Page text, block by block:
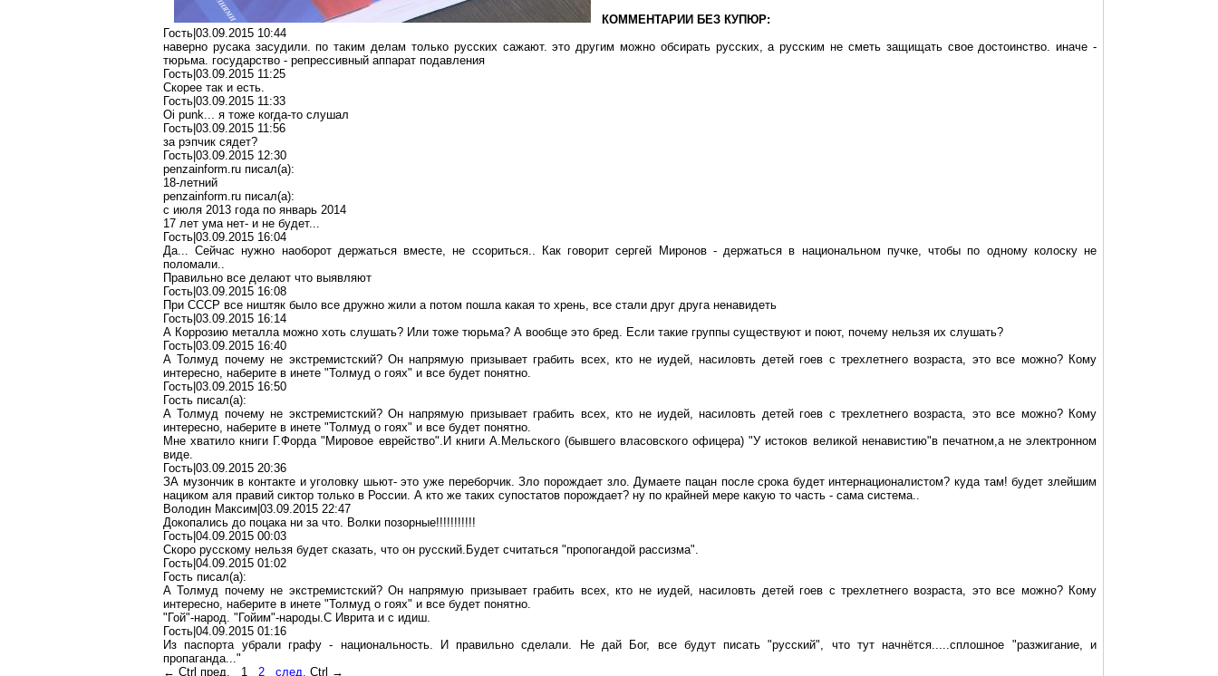
КОММЕНТАРИИ БЕЗ КУПЮР:
Гость|03.09.2015 10:44
наверно русака засудили. по таким делам только русских сажают. это другим можно обсирать русских, а русским не сметь защищать свое достоинство. иначе -
тюрьма. государство - репрессивный аппарат подавления
Гость|03.09.2015 11:25
Скорее так и есть.
Гость|03.09.2015 11:33
Oi punk... я тоже когда-то слушал
Гость|03.09.2015 11:56
за рэпчик сядет?
Гость|03.09.2015 12:30
penzainform.ru писал(a):
18-летний
penzainform.ru писал(a):
с июля 2013 года по январь 2014
17 лет ума нет- и не будет...
Гость|03.09.2015 16:04
Да... Сейчас нужно наоборот держаться вместе, не ссориться.. Как говорит сергей Миронов - держаться в национальном пучке, чтобы по одному колоску не
поломали..
Правильно все делают что выявляют
Гость|03.09.2015 16:08
При СССР все ништяк было все дружно жили а потом пошла какая то хрень, все стали друг друга ненавидеть
Гость|03.09.2015 16:14
А Коррозию металла можно хоть слушать? Или тоже тюрьма? А вообще это бред. Если такие группы существуют и поют, почему нельзя их слушать?
Гость|03.09.2015 16:40
А Толмуд почему не экстремистский? Он напрямую призывает грабить всех, кто не иудей, насиловть детей гоев с трехлетнего возраста, это все можно? Кому
интересно, наберите в инете "Толмуд о гоях" и все будет понятно.
Гость|03.09.2015 16:50
Гость писал(a):
А Толмуд почему не экстремистский? Он напрямую призывает грабить всех, кто не иудей, насиловть детей гоев с трехлетнего возраста, это все можно? Кому
интересно, наберите в инете "Толмуд о гоях" и все будет понятно.
Мне хватило книги Г.Форда "Мировое еврейство".И книги А.Мельского (бывшего власовского офицера) "У истоков великой ненавистию"в печатном,а не электронном
виде.
Гость|03.09.2015 20:36
ЗА музончик в контакте и уголовку шьют- это уже переборчик. Зло порождает зло. Думаете пацан после срока будет интернационалистом? куда там! будет злейшим
нациком аля правий сиктор только в России. А кто же таких супостатов порождает? ну по крайней мере какую то часть - сама система..
Володин Максим|03.09.2015 22:47
Докопались до поцака ни за что. Волки позорные!!!!!!!!!!!
Гость|04.09.2015 00:03
Скоро русскому нельзя будет сказать, что он русский.Будет считаться "пропогандой рассизма".
Гость|04.09.2015 01:02
Гость писал(a):
А Толмуд почему не экстремистский? Он напрямую призывает грабить всех, кто не иудей, насиловть детей гоев с трехлетнего возраста, это все можно? Кому
интересно, наберите в инете "Толмуд о гоях" и все будет понятно.
"Гой"-народ. "Гойим"-народы.С Иврита и с идиш.
Гость|04.09.2015 01:16
Из паспорта убрали графу - национальность. И правильно сделали. Не дай Бог, все будут писать "русский", что тут начнётся.....сплошное "разжигание, и
пропаганда..."
← Ctrl пред.
1 2 след. Ctrl →